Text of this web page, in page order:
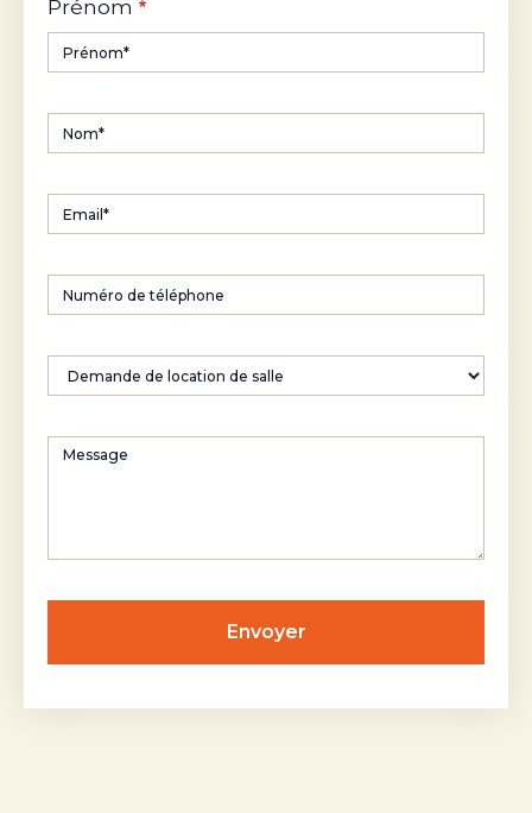
Prénom
Nom
Email
Numéro
de
Sujet
Message